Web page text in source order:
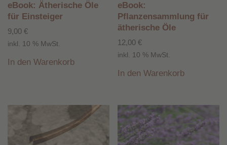
eBook: Ätherische Öle
für Einsteiger
9,00 €
inkl. 10 % MwSt.
In den Warenkorb
eBook:
Pflanzensammlung für
ätherische Öle
12,00€
inkl. 10 % MwSt.
In den Warenkorb